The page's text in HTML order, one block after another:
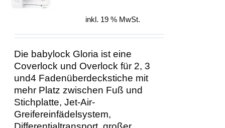
DETAILS
inkl. 19 % MwSt.
Die babylock Gloria ist eine
Coverlock und Overlock für 2, 3
und4 Fadenüberdeckstiche mit
mehr Platz zwischen Fuß und
Stichplatte, Jet-Air-
Greifereinfädelsystem,